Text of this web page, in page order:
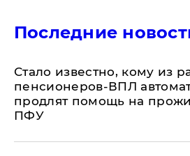
Последние
Стало известно, кому из
пенсионеров-ВПЛ
продлят помощь на
ПФУ